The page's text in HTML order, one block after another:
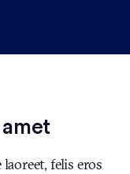
laoreet, felis eros